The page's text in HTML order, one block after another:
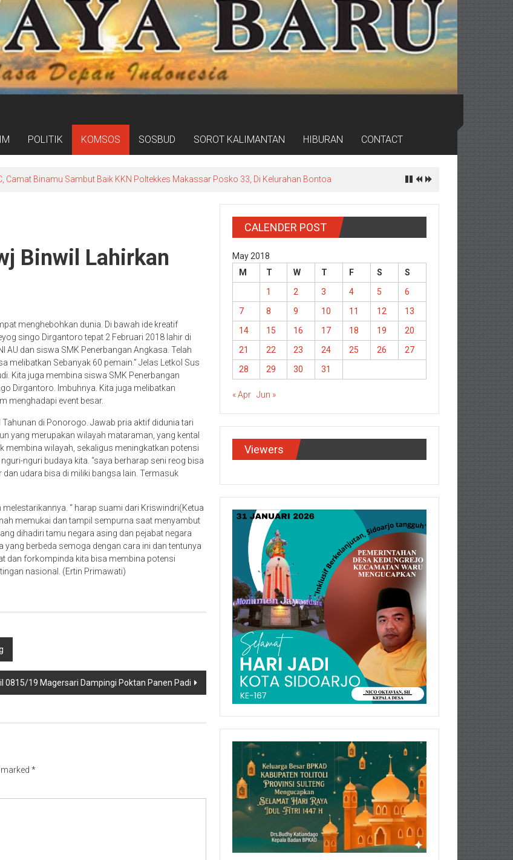
POLITIK KOMSOS SOSBUD SOROT KALIMANTAN HIBURAN CONTACT
Camat Binamu Sambut Baik KKN Poltekkes Makassar Posko 33, Di Kelurahan Bontoa
Binwil Lahirkan
menghebohkan dunia. Di bawah ide kreatif
singo Dirgantoro tepat 2 Februari 2018 lahir di
AU dan siswa SMK Penerbangan Angkasa. Telah
melibatkan Sebanyak 60 pemain.” Jelas Letkol Sus
Kita juga membina siswa SMK Penerbangan
Dirgantoro. Imbuhnya. Kita juga melibatkan
menghadapi event besar.
di Ponorogo. Jawab pria aktif didunia tari
yang merupakan wilayah mataraman, yang kental
membina wilayah, sekaligus meningkatkan potensi
nguri budaya kita. “saya berharap seni reog bisa
udara bisa di miliki bangsa lain. Termasuk
“ harap suami dari Kriswindri(Ketua
memukai dan tampil sempurna saat menyambut
dihadiri tamu negara asing dan pejabat negara
berbeda semoga dengan cara ini dan tentunya
dan forkompinda kita bisa membina potensi
nasional. (Ertin Primawati)
0815/19 Magersari Dampingi Poktan Panen Padi
*
CALENDER POST
May 2018
M
T W T F S
S
1
2 3 4 5
6
7
8 9 10 11 12
13
14
15 16 17 18 19
20
21
22 23 24 25 26
27
28
29 30 31
« Apr Jun »
Viewers